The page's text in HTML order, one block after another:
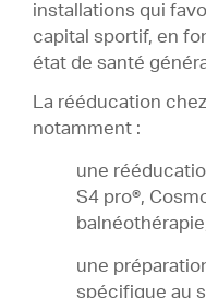
installations qui
capital sportif, en
état de santé
La rééducation
notamment :
une
S4 pro®,
une
spécifique au